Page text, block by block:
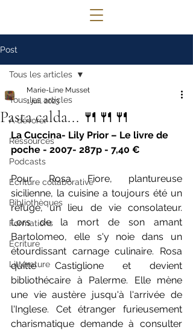
Post
Tous les articles
A dévorer
Ressources
Podcasts
Ecriture collaborative
Bibliothèques
Formations
Ecriture
Littérature
Tous les articles
Pasta calda... 🍴🍴🍴
Marie-Line Musset
1 juil. 2023
La Cuccina- Lily Prior – Le livre de
poche - 2007- 287p - 7,40 €
Pour Rosa Fiore, plantureuse
sicilienne, la cuisine a toujours été un
refuge, un lieu de vie consolateur.
Lors de la mort de son amant
Bartolomeo, elle s'y noie dans un
étourdissant carnage culinaire. Rosa
quitte Castiglione et devient
bibliothécaire à Palerme. Elle mène
une vie austère jusqu'à l'arrivée de
l'Inglese. Cet étranger furieusement
charismatique demande à consulter